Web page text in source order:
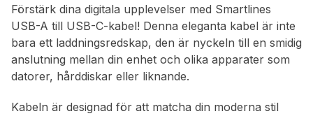
Förstärk dina digitala upplevelser med Smartlines
USB-A till USB-C-kabel! Denna eleganta kabel är inte
bara ett laddningsredskap, den är nyckeln till en smidig
anslutning mellan din enhet och olika apparater som
datorer, hårddiskar eller liknande.
Kabeln är designad för att matcha din moderna stil